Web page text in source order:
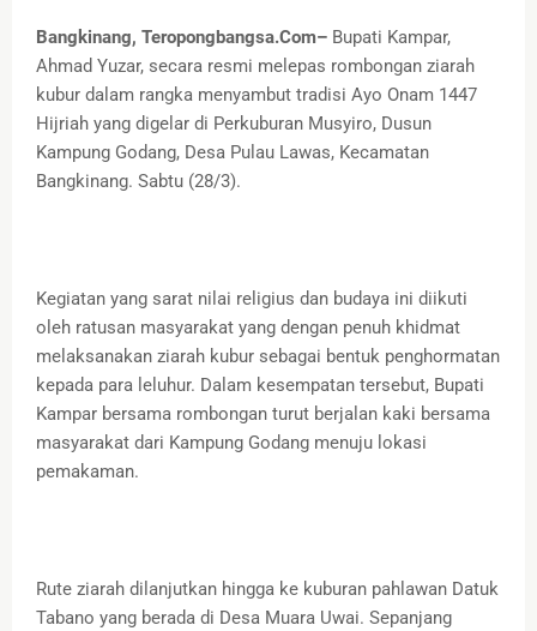
Bangkinang, Teropongbangsa.Com– Bupati Kampar,
Ahmad Yuzar, secara resmi melepas rombongan ziarah
kubur dalam rangka menyambut tradisi Ayo Onam 1447
Hijriah yang digelar di Perkuburan Musyiro, Dusun
Kampung Godang, Desa Pulau Lawas, Kecamatan
Bangkinang. Sabtu (28/3).
Kegiatan yang sarat nilai religius dan budaya ini diikuti
oleh ratusan masyarakat yang dengan penuh khidmat
melaksanakan ziarah kubur sebagai bentuk penghormatan
kepada para leluhur. Dalam kesempatan tersebut, Bupati
Kampar bersama rombongan turut berjalan kaki bersama
masyarakat dari Kampung Godang menuju lokasi
pemakaman.
Rute ziarah dilanjutkan hingga ke kuburan pahlawan Datuk
Tabano yang berada di Desa Muara Uwai. Sepanjang